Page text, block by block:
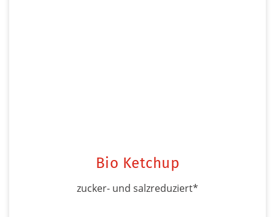
Bio Ketchup
zucker- und salzreduziert*